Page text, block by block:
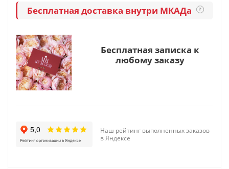
Бесплатная доставка внутри МКАДа ?
Бесплатная записка к
любому заказу
Наш рейтинг выполненных заказов
в Яндексе